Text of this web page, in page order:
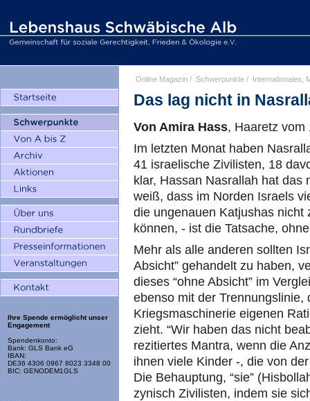
Ihre Spende ermöglicht unser
Engagement
Spendenkonto:
Bank: GLS Bank eG
IBAN:
DE36 4306 0967 8023 3348 00
BIC: GENODEM1GLS
Online Magazin / Schwerpunkte / Internationales,
Das lag nicht in
Von Amira Hass, Haaretz vom
Im letzten Monat haben
41 israelische Zivilisten, 18
klar, Hassan Nasrallah hat das
weiß, dass im Norden Israels
die ungenauen Katjushas
können, - ist die Tatsache,
Mehr als alle anderen sollten
Absicht” gehandelt zu haben,
dieses “ohne Absicht” im
ebenso mit der Trennungslinie,
Kriegsmaschinerie eigenen
zieht. “Wir haben das nicht
rezitiertes Mantra, wenn die
ihnen viele Kinder -, die von
Die Behauptung, “sie”
zynisch Zivilisten, indem sie